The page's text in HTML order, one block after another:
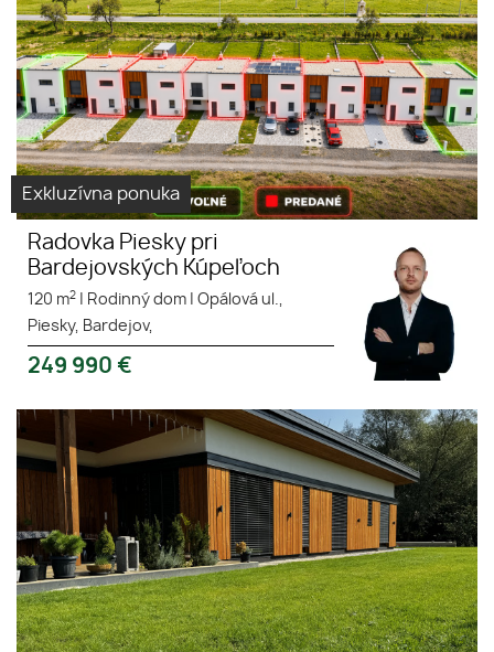
Exkluzívna ponuka
Radovka Piesky pri
Bardejovských Kúpeľoch
120 m2 Rodinný dom
Opálová ul.,
Piesky, Bardejov,
249 990 €
Exkluzívne ponúkame na predaj
6 nádherných
nízkoenergergetických
novostavieb rodinných
drevodomov.